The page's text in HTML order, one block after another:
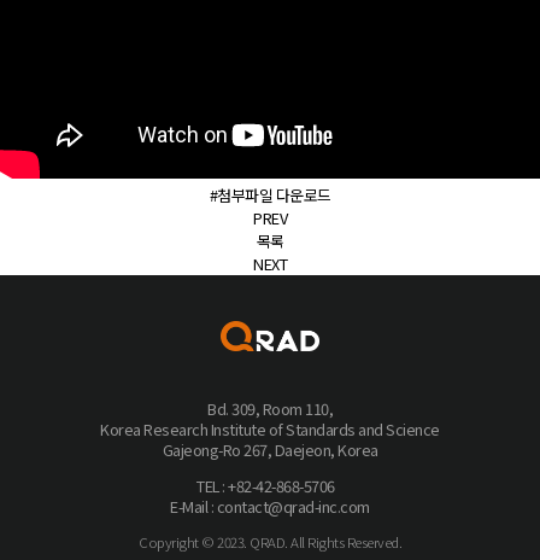
#첨부파일 다운로드
PREV
목록
NEXT
Bd. 309, Room 110,
Korea Research Institute of Standards and Science
Gajeong-Ro 267, Daejeon, Korea
TEL : +82-42-868-5706
E-Mail : contact@qrad-inc.com
Copyright © 2023. QRAD. All Rights Reserved.